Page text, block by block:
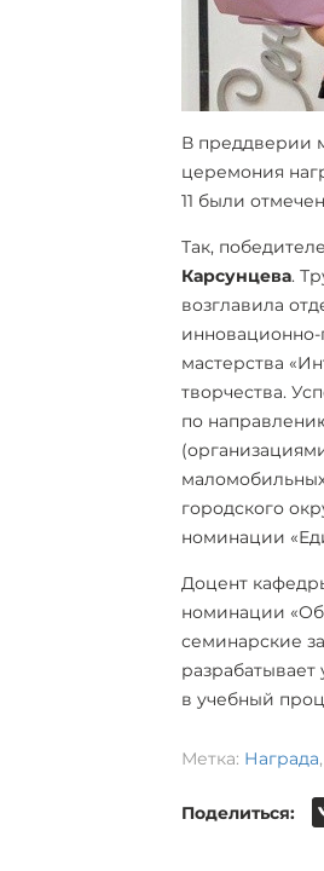
В преддверии
церемония
11 были
Так,
Карсунцева.
возглавила
мастерства
творчества.
по
городского
номинации
Доцент
номинации
семинарские
в учебный
Метка: Награда,
Поделиться: